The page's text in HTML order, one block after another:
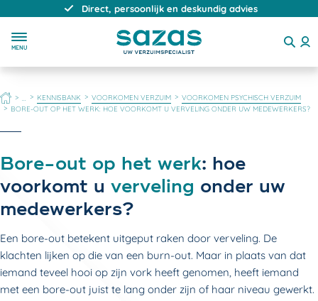
Direct, persoonlijk en deskundig advies
MENU
HOME KENNISBANK VOORKOMEN VERZUIM
VOORKOMEN PSYCHISCH VERZUIM
BORE-OUT OP HET WERK: HOE VOORKOMT U VERVELING ONDER UW MEDEWERKERS?
Bore-out op het werk: hoe
voorkomt u verveling onder uw
medewerkers?
Een bore-out betekent uitgeput raken door verveling. De
klachten lijken op die van een burn-out. Maar in plaats van dat
iemand teveel hooi op zijn vork heeft genomen, heeft iemand
met een bore-out juist te lang onder zijn of haar niveau gewerkt.